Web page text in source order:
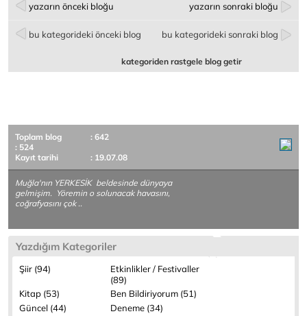
yazarın önceki bloğu yazarın sonraki bloğu
bu kategorideki önceki blog bu kategorideki sonraki blog
kategoriden rastgele blog getir
Toplam blog
: 642
: 524
Kayıt tarihi
: 19.07.08
Muğla'nın YERKESİK beldesinde dünyaya
gelmişim. Yöremin o solunacak havasını,
coğrafyasını çok ..
Yazdığım Kategoriler
Şiir (94) Etkinlikler / Festivaller
(89)
Kitap (53)
Ben Bildiriyorum (51)
Güncel (44)
Deneme (34)